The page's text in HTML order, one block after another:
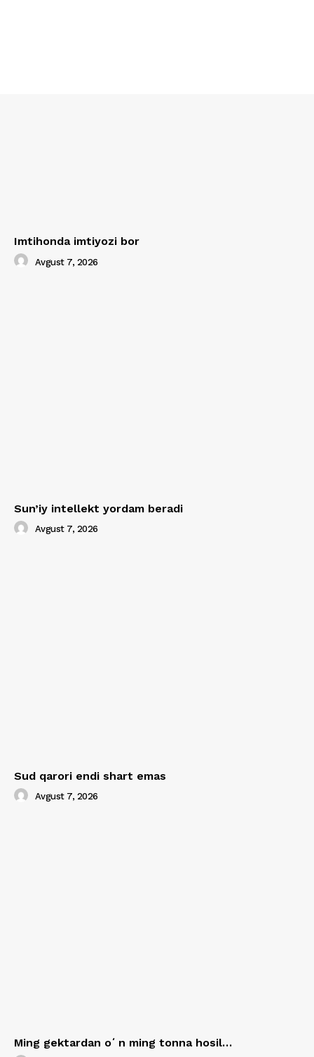
Imtihonda imtiyozi bor
Avgust 7, 2026
Sun’iy intellekt yordam beradi
Avgust 7, 2026
Sud qarori endi shart emas
Avgust 7, 2026
Ming gektardan oʻn ming tonna hosil…